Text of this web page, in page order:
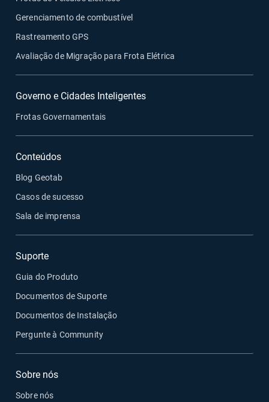
Gerenciamento de combustível
Rastreamento GPS
Avaliação de Migração para Frota Elétrica
Governo e Cidades Inteligentes
Frotas Governamentais
Conteúdos
Blog Geotab
Casos de sucesso
Sala de imprensa
Suporte
Guia do Produto
Documentos de Suporte
Documentos de Instalação
Pergunte à Community
Sobre nós
Sobre nós